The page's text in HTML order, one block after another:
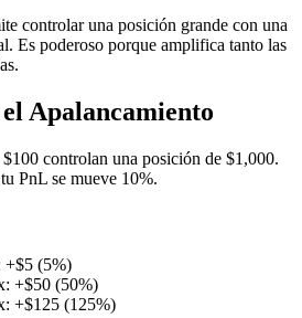
controlar una posición grande con una
Es poderoso porque amplifica tanto las
Apalancamiento
controlan una posición de $1,000.
PnL se mueve 10%.
+$5 (5%)
+$50 (50%)
+$125 (125%)